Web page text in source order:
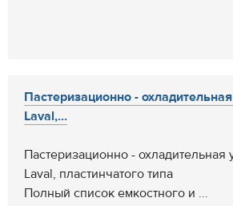
Пастеризационно -
Laval,...
Пастеризационно - охладительная
Laval, пластинчатого типа
Полный список емкостного и ...